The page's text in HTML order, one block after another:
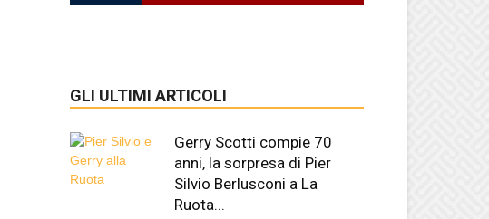
GLI ULTIMI ARTICOLI
Gerry Scotti compie 70
anni, la sorpresa di Pier
Silvio Berlusconi a La
Ruota...